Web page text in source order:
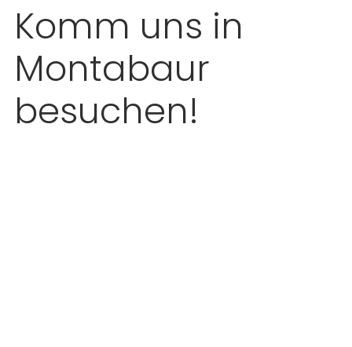
Komm uns in
Montabaur
besuchen!